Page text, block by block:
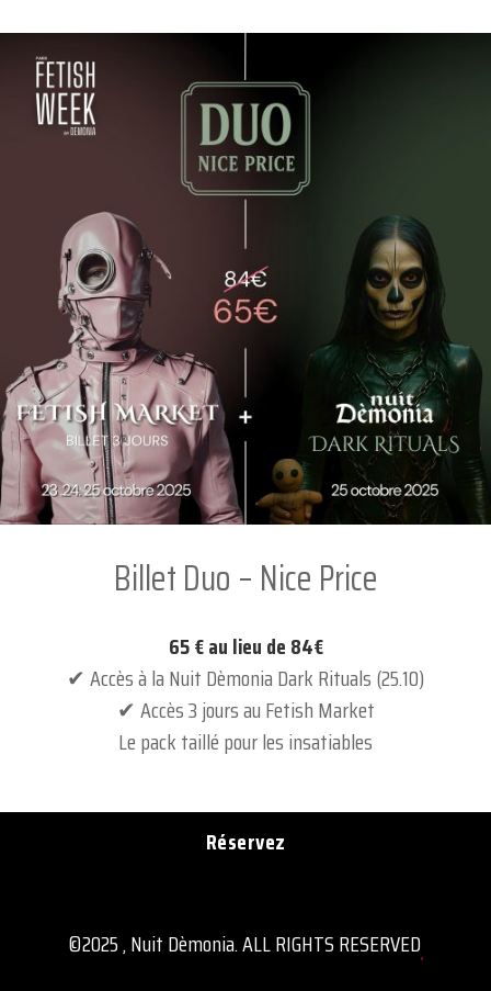
Billet Duo – Nice Price
65 € au lieu de 84€
✔ Accès à la Nuit Dèmonia Dark Rituals (25.10)
✔ Accès 3 jours au Fetish Market
Le pack taillé pour les insatiables
Réservez
©2025, Nuit Dèmonia. ALL RIGHTS RESERVED